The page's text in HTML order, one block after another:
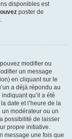
disponibles est
poster de
modifier ou
un message
en cliquant sur le
a déjà répondu au
qu’il a été
date et l’heure de la
modérateur ou un
possibilité de laisser
propre initiative.
message une fois que